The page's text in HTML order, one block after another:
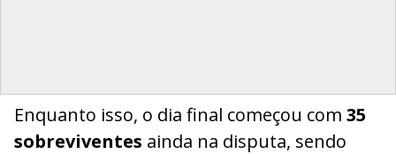
Enquanto isso, o dia final começou com 35
sobreviventes ainda na disputa, sendo